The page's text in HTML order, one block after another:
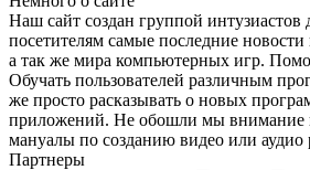
Наш сайт создан группой
посетителям самые последние
а так же мира компьютерных игр.
Обучать пользователей различным
же просто расказывать о новых
приложений. Не обошли мы внимание
мануалы по созданию видео или аудио
Партнеры